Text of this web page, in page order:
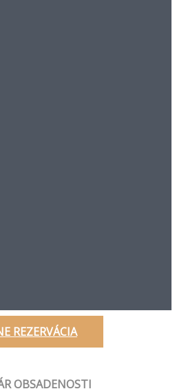
REZERVÁCIA
OBSADENOSTI